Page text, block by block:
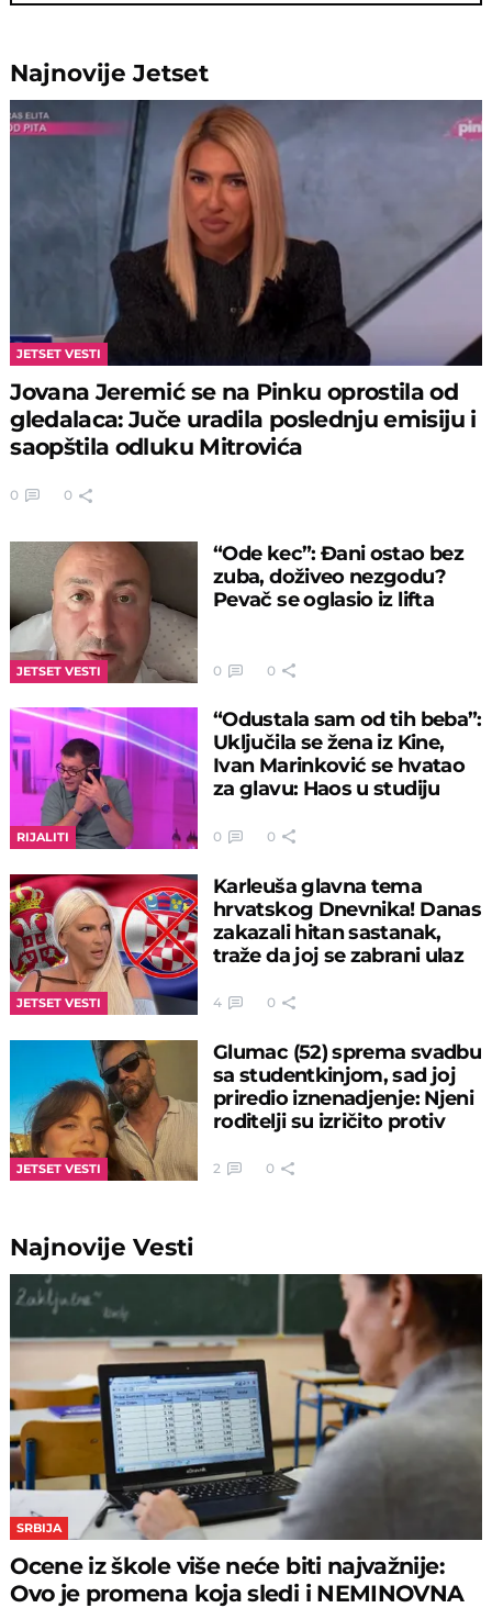
NajnovijeJetset
JETSET VESTI
Jovana Jeremić se na Pinku oprostila od
gledalaca: Juče uradila poslednju emisiju i
saopštila odluku Mitrovića
0 0
JETSET VESTI
“Ode kec”: Ðani ostao bez
zuba, doživeo nezgodu?
Pevač se oglasio iz lifta
0 0
RIJALITI
“Odustala sam od tih beba”:
Uključila se žena iz Kine,
Ivan Marinković se hvatao
za glavu: Haos u studiju
0 0
JETSET VESTI
Karleuša glavna tema
hrvatskog Dnevnika! Danas
zakazali hitan sastanak,
traže da joj se zabrani ulaz
4 0
JETSET VESTI
Glumac (52) sprema svadbu
sa studentkinjom, sad joj
priredio iznenadjenje: Njeni
roditelji su izričito protiv
2 0
NajnovijeVesti
SRBIJA
Ocene iz škole više neće biti najvažnije:
Ovo je promena koja sledi i NEMINOVNA